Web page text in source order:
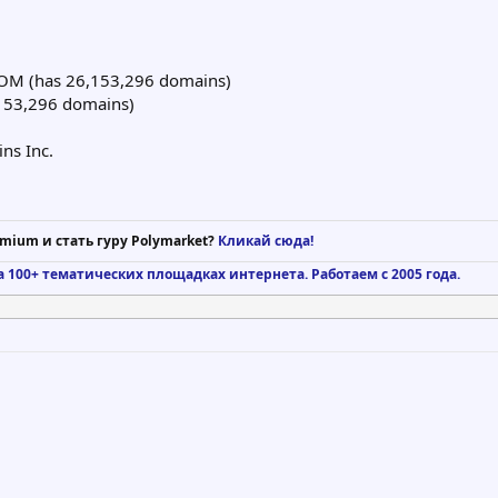
(has 26,153,296 domains)
domains)
Inc.
и стать гуру Polymarket? Кликай сюда!
тематических площадках интернета. Работаем с 2005 года.